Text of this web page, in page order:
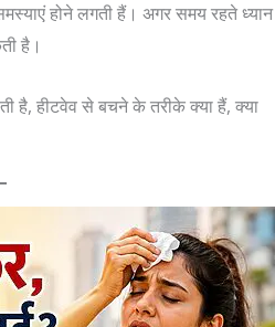
होने लगती हैं। अगर समय रहते ध्यान
है।
है, हीटवेव से बचने के तरीके क्या हैं, क्या